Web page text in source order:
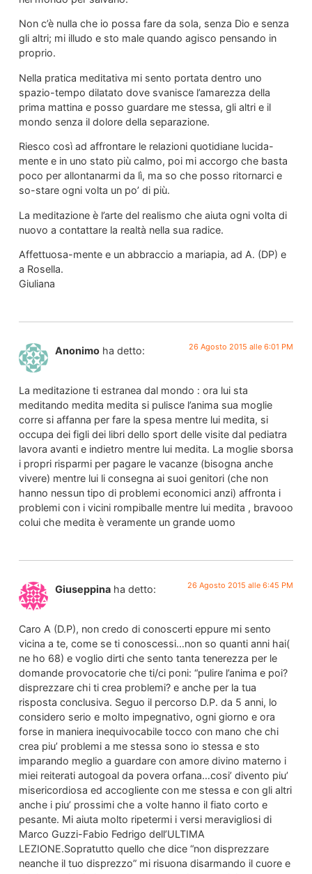
Non c’è nulla che io possa fare da sola, senza Dio e senza
gli altri; mi illudo e sto male quando agisco pensando in
proprio.
Nella pratica meditativa mi sento portata dentro uno
spazio-tempo dilatato dove svanisce l’amarezza della
prima mattina e posso guardare me stessa, gli altri e il
mondo senza il dolore della separazione.
Riesco così ad affrontare le relazioni quotidiane lucida-
mente e in uno stato più calmo, poi mi accorgo che basta
poco per allontanarmi da lì, ma so che posso ritornarci e
so-stare ogni volta un po’ di più.
La meditazione è l’arte del realismo che aiuta ogni volta di
nuovo a contattare la realtà nella sua radice.
Affettuosa-mente e un abbraccio a mariapia, ad A. (DP) e
a Rosella.
Giuliana
Anonimo ha detto: 26 Agosto 2015 alle 6:01 PM
La meditazione ti estranea dal mondo : ora lui sta
meditando medita medita si pulisce l’anima sua moglie
corre si affanna per fare la spesa mentre lui medita, si
occupa dei figli dei libri dello sport delle visite dal pediatra
lavora avanti e indietro mentre lui medita. La moglie sborsa
i propri risparmi per pagare le vacanze (bisogna anche
vivere) mentre lui li consegna ai suoi genitori (che non
hanno nessun tipo di problemi economici anzi) affronta i
problemi con i vicini rompiballe mentre lui medita , bravooo
colui che medita è veramente un grande uomo
Giuseppina ha detto: 26 Agosto 2015 alle 6:45 PM
Caro A (D.P), non credo di conoscerti eppure mi sento
vicina a te, come se ti conoscessi…non so quanti anni hai(
ne ho 68) e voglio dirti che sento tanta tenerezza per le
domande provocatorie che ti/ci poni: “pulire l’anima e poi?
disprezzare chi ti crea problemi? e anche per la tua
risposta conclusiva. Seguo il percorso D.P. da 5 anni, lo
considero serio e molto impegnativo, ogni giorno e ora
forse in maniera inequivocabile tocco con mano che chi
crea piu’ problemi a me stessa sono io stessa e sto
imparando meglio a guardare con amore divino materno i
miei reiterati autogoal da povera orfana…cosi’ divento piu’
misericordiosa ed accogliente con me stessa e con gli altri
anche i piu’ prossimi che a volte hanno il fiato corto e
pesante. Mi aiuta molto ripetermi i versi meravigliosi di
Marco Guzzi-Fabio Fedrigo dell’ULTIMA
LEZIONE.Sopratutto quello che dice “non disprezzare
neanche il tuo disprezzo” mi risuona disarmando il cuore e